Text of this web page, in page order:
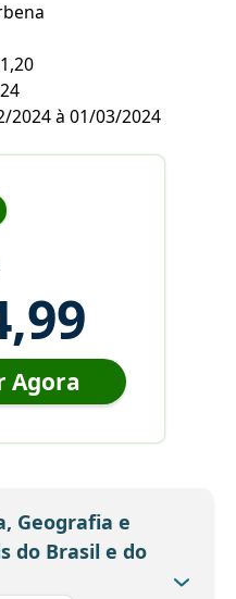
2024 à 01/03/2024
Agora
Geografia e
do Brasil e do